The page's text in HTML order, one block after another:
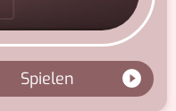
Spielen